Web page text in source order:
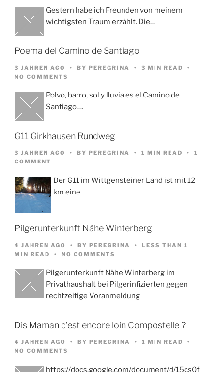
Gestern habe ich Freunden von meinem
wichtigsten Traum erzählt. Die…
Poema del Camino de Santiago
3 JAHREN AGO BY PEREGRINA
3 MIN READ
NO COMMENTS
Polvo, barro, sol y lluvia es el Camino de
Santiago….
G11 Girkhausen Rundweg
3 JAHREN AGO BY PEREGRINA 1 MIN READ
1
COMMENT
Der G11 im Wittgensteiner Land ist mit 12
km eine…
Pilgerunterkunft Nähe Winterberg
4 JAHREN AGO BY PEREGRINA
LESS THAN 1
MIN READ
NO COMMENTS
Pilgerunterkunft Nähe Winterberg im
Privathaushalt bei Pilgerinfizierten gegen
rechtzeitige Voranmeldung
Dis Maman c’est encore loin Compostelle ?
4 JAHREN AGO BY PEREGRINA
1 MIN READ
NO COMMENTS
https://docs.google.com/document/d/15cs0f